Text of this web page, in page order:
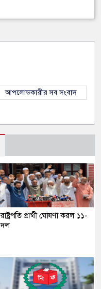
আপলোডকারীর সব সংবাদ
রাষ্ট্রপতি প্রার্থী ঘোষণা করল ১১-
দল